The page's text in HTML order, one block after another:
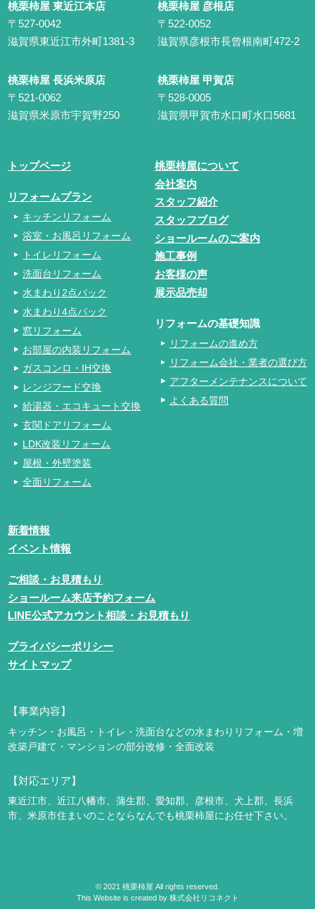
桃栗柿屋 東近江本店
〒527-0042
滋賀県東近江市外町1381-3
桃栗柿屋 彦根店
〒522-0052
滋賀県彦根市長曾根南町472-2
桃栗柿屋 長浜米原店
〒521-0062
滋賀県米原市宇賀野250
桃栗柿屋 甲賀店
〒528-0005
滋賀県甲賀市水口町水口5681
トップページ
リフォームプラン
キッチンリフォーム
浴室・お風呂リフォーム
トイレリフォーム
洗面台リフォーム
水まわり2点パック
水まわり4点パック
窓リフォーム
お部屋の内装リフォーム
ガスコンロ・IH交換
レンジフード交換
給湯器・エコキュート交換
玄関ドアリフォーム
LDK改装リフォーム
屋根・外壁塗装
全面リフォーム
桃栗柿屋について
会社案内
スタッフ紹介
スタッフブログ
ショールームのご案内
施工事例
お客様の声
展示品売却
リフォームの基礎知識
リフォームの進め方
リフォーム会社・業者の選び方
アフターメンテナンスについて
よくある質問
新着情報
イベント情報
ご相談・お見積もり
ショールーム来店予約フォーム
LINE公式アカウント相談・お見積もり
プライバシーポリシー
サイトマップ
【事業内容】
キッチン・お風呂・トイレ・洗面台などの水まわりリフォーム・増
改築戸建て・マンションの部分改修・全面改装
【対応エリア】
東近江市、近江八幡市、蒲生郡、愛知郡、彦根市、犬上郡、長浜
市、米原市住まいのことならなんでも桃栗柿屋にお任せ下さい。
© 2021 桃栗柿屋 All rights reserved.
This Website is created by 株式会社リコネクト